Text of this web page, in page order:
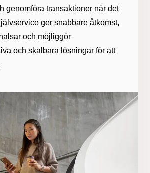
genomföra transaktioner när det
ger snabbare åtkomst,
och möjliggör
och skalbara lösningar för att